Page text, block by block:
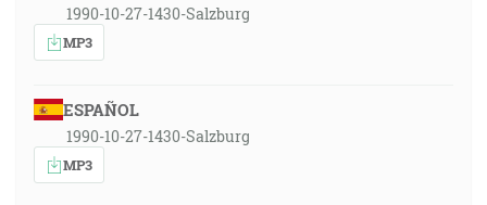
1990-10-27-1430-Salzburg
MP3
ESPAÑOL
1990-10-27-1430-Salzburg
MP3